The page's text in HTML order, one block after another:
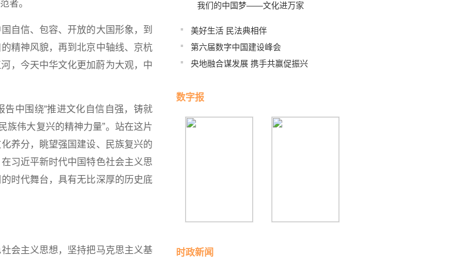
者。
信、包容、开放的大国形象，到
精神风貌，再到北京中轴线、京杭
，今天中华文化更加蔚为大观，中
中围绕“推进文化自信自强，铸就
族伟大复兴的精神力量”。站在这片
养分，眺望强国建设、民族复兴的
习近平新时代中国特色社会主义思
时代舞台，具有无比深厚的历史底
会主义思想，坚持把马克思主义基
我们的中国梦——文化进万家
美好生活 民法典相伴
第六届数字中国建设峰会
央地融合谋发展 携手共赢促振兴
数字报
时政新闻